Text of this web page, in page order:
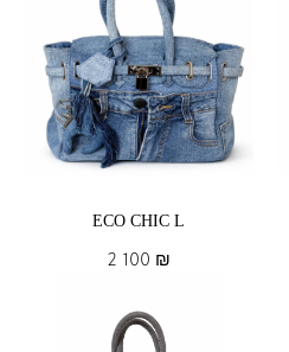
ECO CHIC L
2 100 ₪